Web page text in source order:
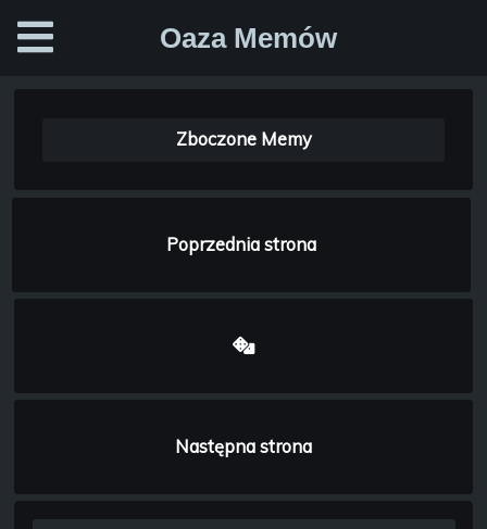
Oaza Memów
Zboczone Memy
Poprzednia strona
Następna strona